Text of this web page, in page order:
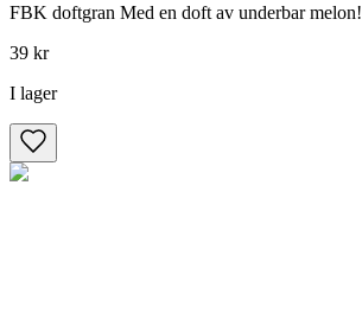
FBK doftgran Med en doft av underbar melon!
39 kr
I lager